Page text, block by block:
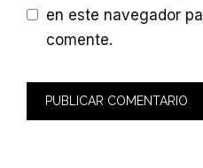
en este navegador
comente.